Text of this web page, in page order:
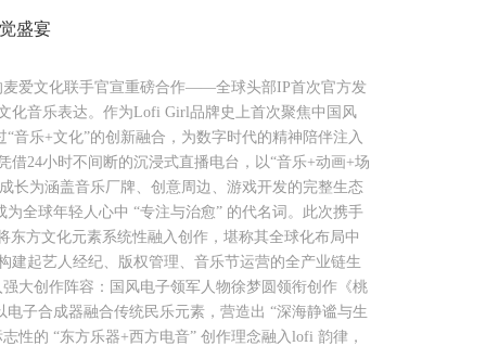
盛宴
爱文化联手官宣重磅合作——全球头部IP首次官方发
化音乐表达。作为Lofi Girl品牌史上首次聚焦中国风
音乐+文化”的创新融合，为数字时代的精神陪伴注入
24小时不间断的沉浸式直播电台，以“音乐+动画+场
长为涵盖音乐厂牌、创意周边、游戏开发的完整生态
全球年轻人心中 “专注与治愈” 的代名词。此次携手
东方文化元素系统性融入创作，堪称其全球化布局中
建起艺人经纪、版权管理、音乐节运营的全产业链生
大创作阵容：国风电子领军人物徐梦圆领衔创作《桃
子合成器融合传统民乐元素，营造出 “深海静谧与生
性的 “东方乐器+西方电音” 创作理念融入lofi 韵律，